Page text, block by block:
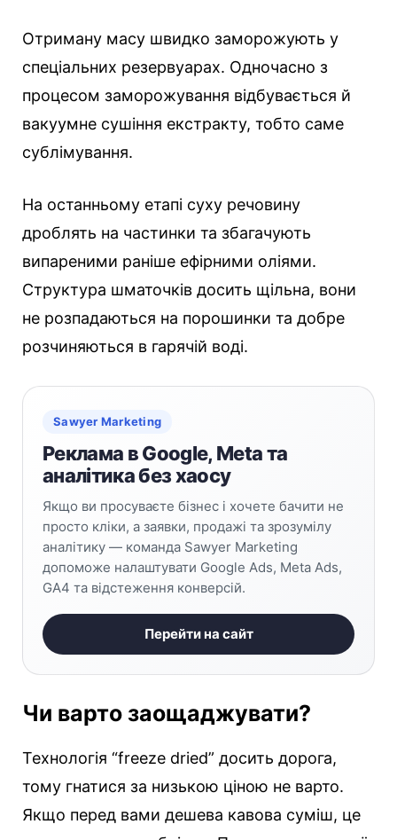
Отриману масу швидко заморожують у
спеціальних резервуарах. Одночасно з
процесом заморожування відбувається й
вакуумне сушіння екстракту, тобто саме
сублімування.
На останньому етапі суху речовину
дроблять на частинки та збагачують
випареними раніше ефірними оліями.
Структура шматочків досить щільна, вони
не розпадаються на порошинки та добре
розчиняються в гарячій воді.
Sawyer Marketing
Реклама в Google, Meta та
аналітика без хаосу
Якщо ви просуваєте бізнес і хочете бачити не
просто кліки, а заявки, продажі та зрозумілу
аналітику — команда Sawyer Marketing
допоможе налаштувати Google Ads, Meta Ads,
GA4 та відстеження конверсій.
Перейти на сайт
Чи варто заощаджувати?
Технологія “freeze dried” досить дорога,
тому гнатися за низькою ціною не варто.
Якщо перед вами дешева кавова суміш, це